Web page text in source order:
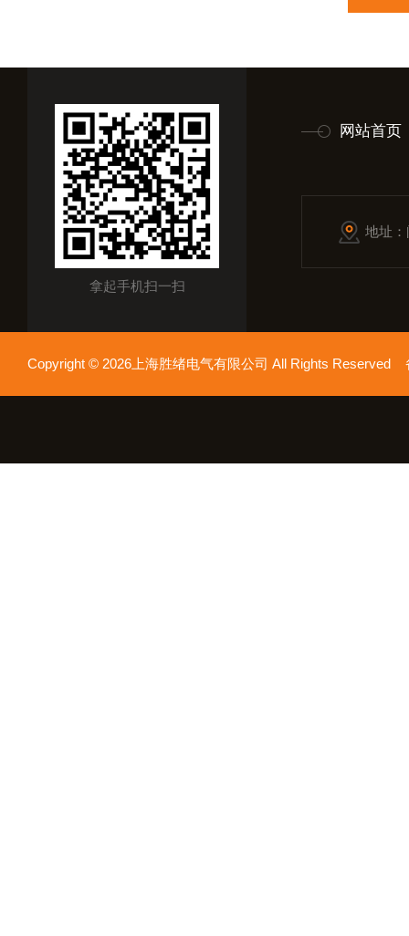
拿起手机扫一扫
网站首页
地址
Copyright © 2026上海胜绪电气有限公司 All Rights Reserved